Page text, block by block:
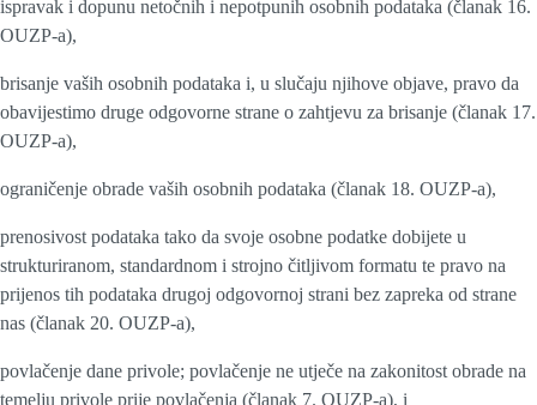
ispravak i dopunu netočnih i nepotpunih osobnih podataka (članak 16.
OUZP-a),
brisanje vaših osobnih podataka i, u slučaju njihove objave, pravo da
obavijestimo druge odgovorne strane o zahtjevu za brisanje (članak 17.
OUZP-a),
ograničenje obrade vaših osobnih podataka (članak 18. OUZP-a),
prenosivost podataka tako da svoje osobne podatke dobijete u
strukturiranom, standardnom i strojno čitljivom formatu te pravo na
prijenos tih podataka drugoj odgovornoj strani bez zapreka od strane
nas (članak 20. OUZP-a),
povlačenje dane privole; povlačenje ne utječe na zakonitost obrade na
temelju privole prije povlačenja (članak 7. OUZP-a), i